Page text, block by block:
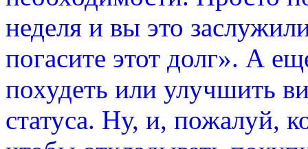
неделя и вы это
погасите этот долг». А
похудеть или улучшить
статуса. Ну, и, пожалуй,